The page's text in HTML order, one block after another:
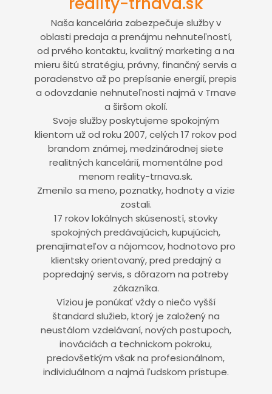
Naša kancelária zabezpečuje služby v
oblasti predaja a prenájmu nehnuteľností,
od prvého kontaktu, kvalitný marketing a na
mieru šitú stratégiu, právny, finančný servis a
poradenstvo až po prepísanie energií, prepis
a odovzdanie nehnuteľnosti najmä v Trnave
a širšom okolí.
Svoje služby poskytujeme spokojným
klientom už od roku 2007, celých 17 rokov pod
brandom známej, medzinárodnej siete
realitných kancelárií, momentálne pod
menom reality-trnava.sk.
Zmenilo sa meno, poznatky, hodnoty a vízie
zostali.
17 rokov lokálnych skúseností, stovky
spokojných predávajúcich, kupujúcich,
prenajímateľov a nájomcov, hodnotovo pro
klientsky orientovaný, pred predajný a
popredajný servis, s dôrazom na potreby
zákazníka.
Víziou je ponúkať vždy o niečo vyšší
štandard služieb, ktorý je založený na
neustálom vzdelávaní, nových postupoch,
inováciách a technickom pokroku,
predovšetkým však na profesionálnom,
individuálnom a najmä ľudskom prístupe.